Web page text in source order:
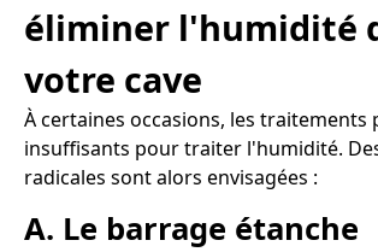
éliminer l'humidité
votre cave
À certaines occasions, les
insuffisants pour traiter l'humidité.
radicales sont alors envisagées :
A. Le barrage étanche